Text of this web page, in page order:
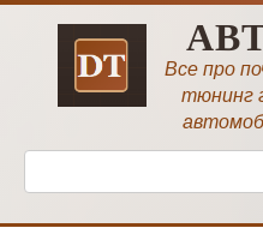
Перейти
Все про
тюнинг
Поиск: